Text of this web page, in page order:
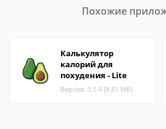
Похожие
Калькулятор
калорий для
похудения - Lite
Версия: 3.5.4 (8.81 МБ)